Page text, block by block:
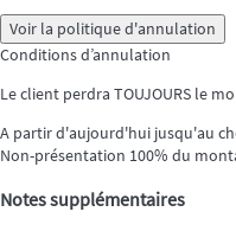
Voir la politique d'annulation
Conditions d’annulation
Le client perdra TOUJOURS le
A partir d'aujourd'hui jusqu'au
Non-présentation 100% du
Notes supplémentaires